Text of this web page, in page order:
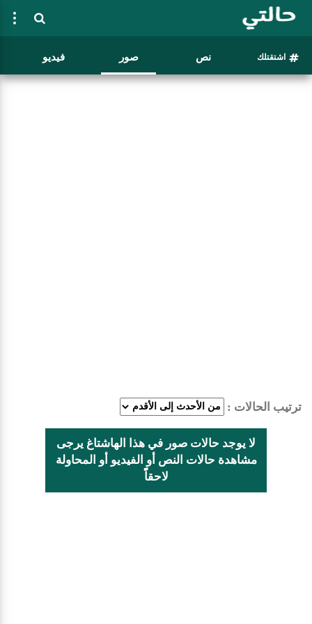
اشتقتلك نص صور فيديو
ترتيب الحالات :
لا يوجد حالات صور في هذا الهاشتاغ يرجى
مشاهدة حالات النص أو الفيديو أو المحاولة
لاحقاًً